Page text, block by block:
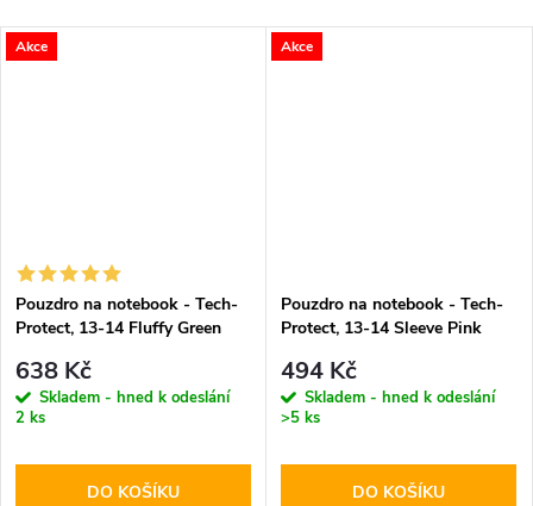
Akce
Pouzdro na notebook - Tech-
Protect, 13-14 Fluffy Green
638 Kč
Skladem - hned k odeslání
2 ks
DO KOŠÍKU
Akce
Pouzdro na notebook - Tech-
Protect, 13-14 Sleeve Pink
494 Kč
Skladem - hned k odeslání
>5 ks
DO KOŠÍKU